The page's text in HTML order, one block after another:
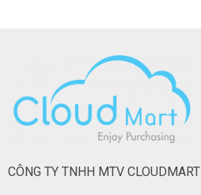
CÔNG TY TNHH MTV CLOUDMART